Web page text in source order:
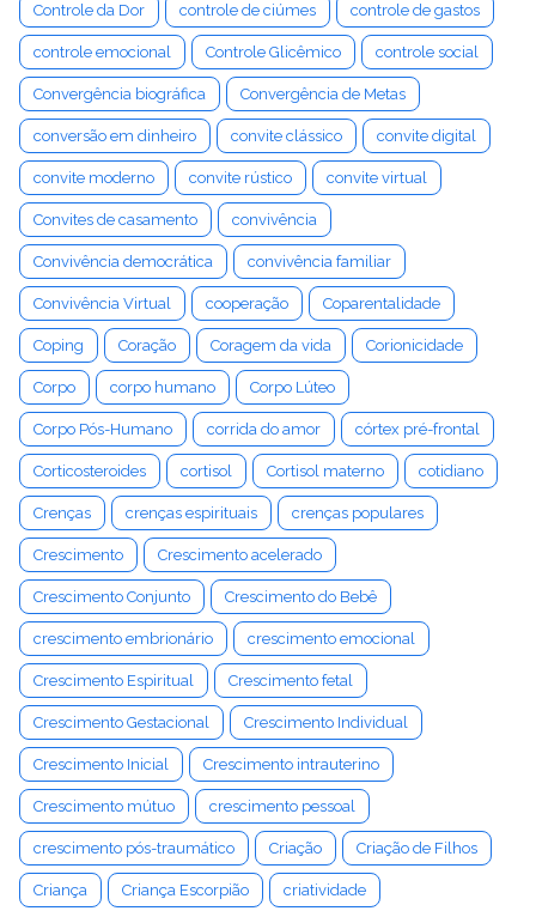
Controle da Dor controle de ciúmes controle de gastos
controle emocional Controle Glicêmico controle social
Convergência biográfica Convergência de Metas
conversão em dinheiro convite clássico convite digital
convite moderno convite rústico convite virtual
Convites de casamento convivência
Convivência democrática convivência familiar
Convivência Virtual cooperação Coparentalidade
Coping Coração Coragem da vida Corionicidade
Corpo corpo humano Corpo Lúteo
Corpo Pós-Humano corrida do amor córtex pré-frontal
Corticosteroides cortisol Cortisol materno cotidiano
Crenças crenças espirituais crenças populares
Crescimento Crescimento acelerado
Crescimento Conjunto Crescimento do Bebê
crescimento embrionário crescimento emocional
Crescimento Espiritual Crescimento fetal
Crescimento Gestacional Crescimento Individual
Crescimento Inicial Crescimento intrauterino
Crescimento mútuo crescimento pessoal
crescimento pós-traumático Criação Criação de Filhos
Criança Criança Escorpião criatividade